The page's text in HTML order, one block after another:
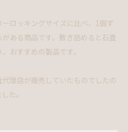
ロッキングサイズに比べ、1個ず
ある商品です。敷き詰めると石畳
おすすめの製品です。
理店が販売していたものでしたの
た。